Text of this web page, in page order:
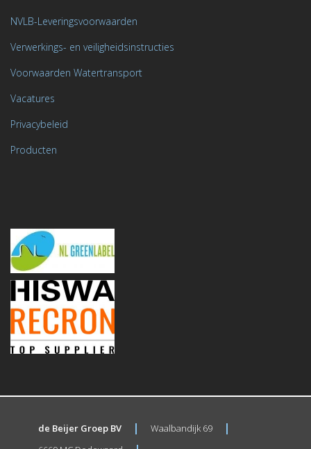
NVLB-Leveringsvoorwaarden
Verwerkings- en veiligheidsinstructies
Voorwaarden Watertransport
Vacatures
Privacybeleid
Producten
de Beijer Groep BV
Waalbandijk 69